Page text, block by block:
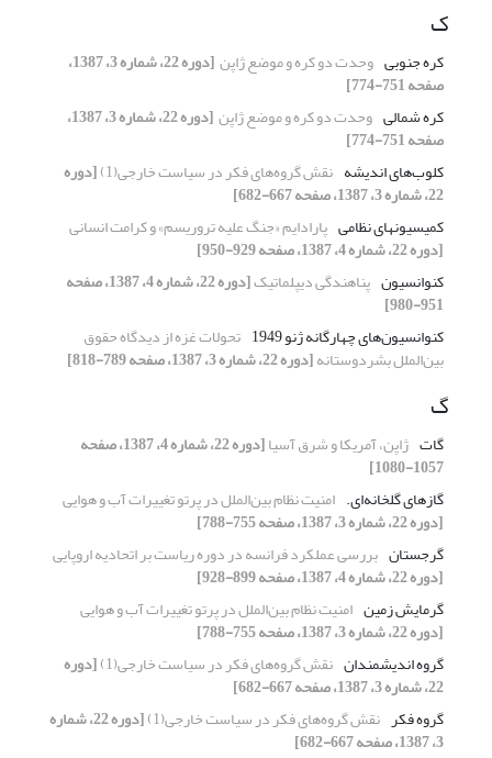
ک
کره جنوبی وحدت دو کره و موضع ژاپن ‏ [دوره 22، شماره 3، 1387،
صفحه 751-774]
کره شمالی وحدت دو کره و موضع ژاپن ‏ [دوره 22، شماره 3، 1387،
صفحه 751-774]
کلوب‌های اندیشه نقش گروه‌های فکر در سیاست خارجی(1)‏ [دوره
22، شماره 3، 1387، صفحه 667-682]
کمیسیونهای نظامی پارادایم «جنگ علیه تروریسم» و کرامت انسانی
[دوره 22، شماره 4، 1387، صفحه 929-950]
کنوانسیون پناهندگی دیپلماتیک [دوره 22، شماره 4، 1387، صفحه
951-980]
کنوانسیون‌های چهارگانه ژنو 1949
تحولات غزه از دیدگاه حقوق
بین‌الملل بشردوستانه[دوره 22، شماره 3، 1387، صفحه 789-818]
گ
گات ژاپن، آمریکا و شرق آسیا [دوره 22، شماره 4، 1387، صفحه
1057-1080]
گازهای گلخانه‌ای.‏ امنیت نظام بین‌الملل در پرتو تغییرات آب و هوایی
[دوره 22، شماره 3، 1387، صفحه 755-788]
گرجستان بررسی عملکرد فرانسه در دوره ریاست بر اتحادیه ‏اروپایی
[دوره 22، شماره 4، 1387، صفحه 899-928]
گرمایش زمین امنیت نظام بین‌الملل در پرتو تغییرات آب و هوایی
[دوره 22، شماره 3، 1387، صفحه 755-788]
گروه اندیشمندان نقش گروه‌های فکر در سیاست خارجی(1)‏ [دوره
22، شماره 3، 1387، صفحه 667-682]
گروه فکر نقش گروه‌های فکر در سیاست خارجی(1)‏ [دوره 22، شماره
3، 1387، صفحه 667-682]